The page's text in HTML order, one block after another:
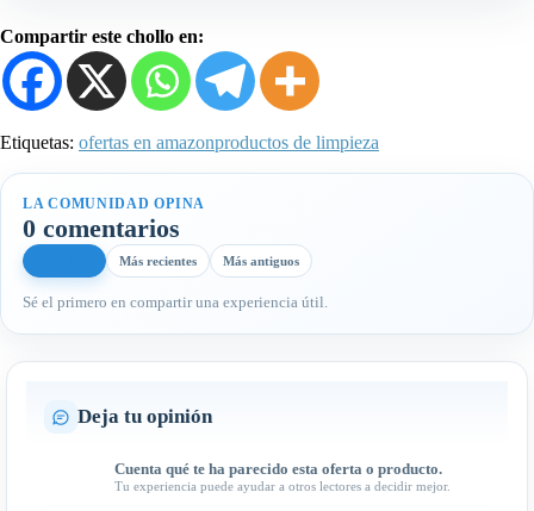
Compartir este chollo en:
Etiquetas: ofertas en amazonproductos de limpieza
LA COMUNIDAD OPINA
0 comentarios
Más recientes Más antiguos
Sé el primero en compartir una experiencia útil.
Deja tu opinión
Cuenta qué te ha parecido esta oferta o producto.
Tu experiencia puede ayudar a otros lectores a decidir mejor.